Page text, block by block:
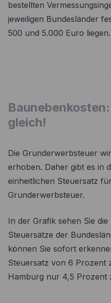
bestellten
jeweiligen Bundesländer
500 und 5.000 Euro liegen.
gleich!
Die Grunderwerbsteuer
erhoben. Daher gibt es in
einheitlichen Steuersatz
Grunderwerbsteuer.
In der Grafik sehen Sie
Steuersätze der
können Sie sofort
Steuersatz von 6 Prozent
Hamburg nur 4,5 Prozent